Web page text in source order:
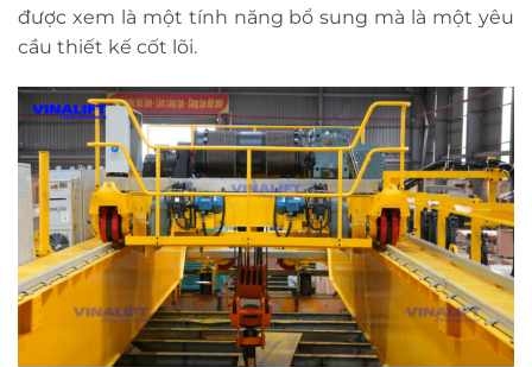
được xem là một tính năng bổ sung mà là một yêu
cầu thiết kế cốt lõi.